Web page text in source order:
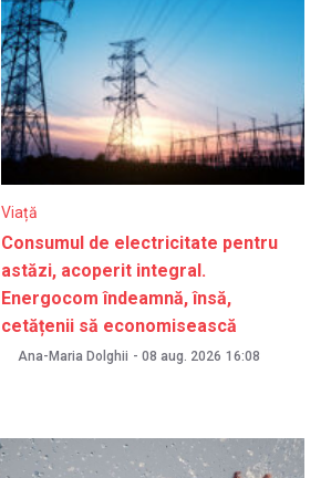
Viață
Consumul de electricitate pentru
astăzi, acoperit integral.
Energocom îndeamnă, însă,
cetățenii să economisească
Ana-Maria Dolghii - 08 aug. 2026 16:08